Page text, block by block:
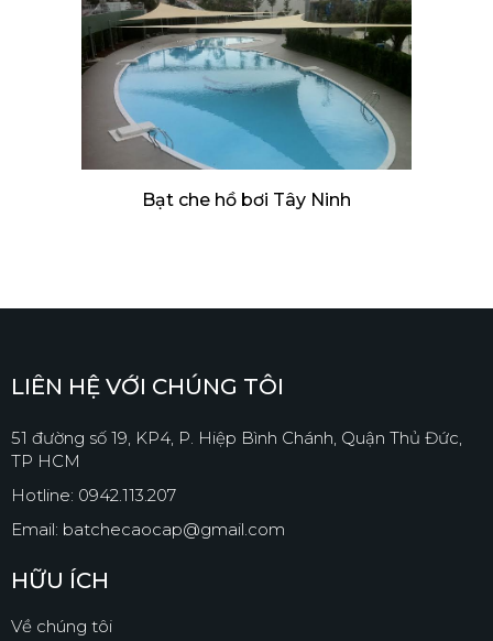
Bạt che hồ bơi Tây Ninh
LIÊN HỆ VỚI CHÚNG TÔI
51 đường số 19, KP4, P. Hiệp Bình Chánh, Quận Thủ Đức,
TP HCM
Hotline: 0942.113.207
Email: batchecaocap@gmail.com
HỮU ÍCH
Về chúng tôi